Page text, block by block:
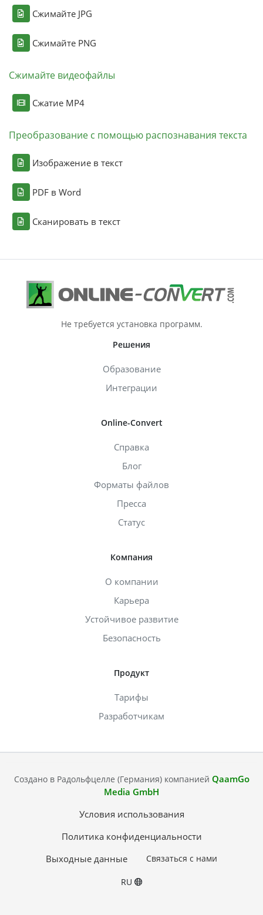
Сжимайте JPG
Сжимайте PNG
Сжимайте видеофайлы
Сжатие MP4
Преобразование с помощью распознавания текста
Изображение в текст
PDF в Word
Сканировать в текст
Не требуется установка программ.
Решения
Образование
Интеграции
Online-Convert
Справка
Блог
Форматы файлов
Пресса
Статус
Компания
О компании
Карьера
Устойчивое развитие
Безопасность
Продукт
Тарифы
Разработчикам
Создано в Радольфцелле (Германия) компанией QaamGo
Media GmbH
Условия использования
Политика конфиденциальности
Выходные данные
Связаться с нами
RU